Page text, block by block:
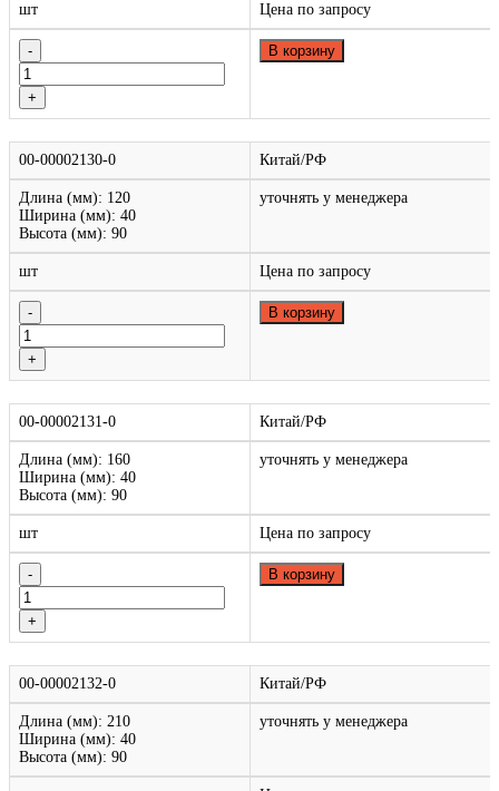
шт Цена по запросу
В корзину
00-00002130-0 Китай/РФ
Длина (мм): 120
Ширина (мм): 40
Высота (мм): 90
уточнять у менеджера
шт Цена по запросу
В корзину
00-00002131-0 Китай/РФ
Длина (мм): 160
Ширина (мм): 40
Высота (мм): 90
уточнять у менеджера
шт Цена по запросу
В корзину
00-00002132-0 Китай/РФ
Длина (мм): 210
Ширина (мм): 40
Высота (мм): 90
уточнять у менеджера